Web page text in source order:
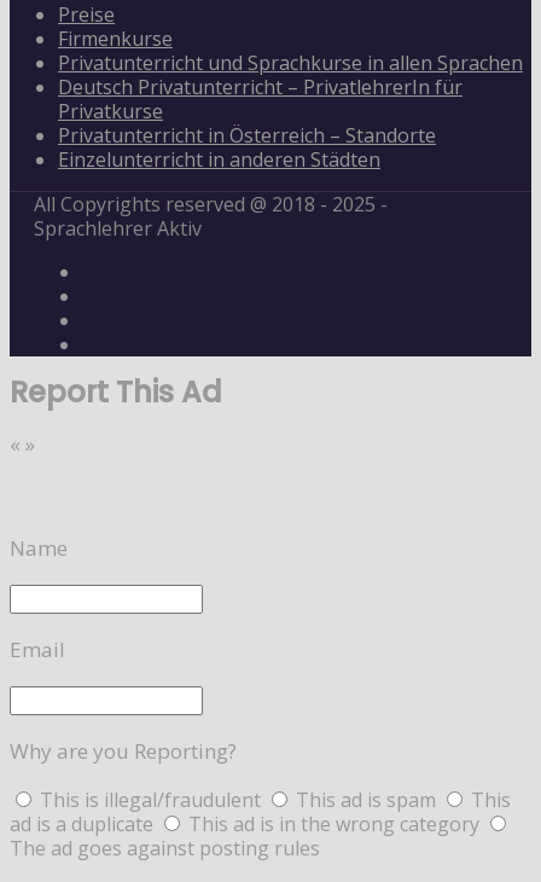
Preise
Firmenkurse
Privatunterricht und Sprachkurse in allen Sprachen
Deutsch Privatunterricht – PrivatlehrerIn für
Privatkurse
Privatunterricht in Österreich – Standorte
Einzelunterricht in anderen Städten
All Copyrights reserved @ 2018 - 2025 -
Sprachlehrer Aktiv
Report This Ad
« »
Name
Email
Why are you Reporting?
This is illegal/fraudulent This ad is spam
This
ad is a duplicate
This ad is in the wrong category
The ad goes against posting rules